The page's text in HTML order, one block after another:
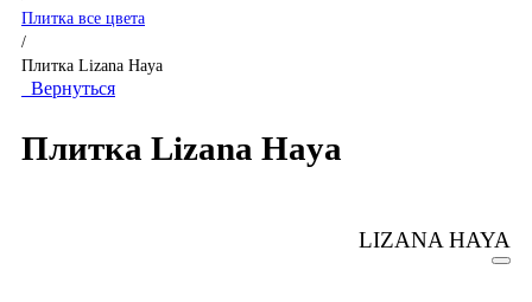
Плитка все цвета
/
Плитка Lizana Haya
Вернуться
Плитка Lizana Haya
LIZANA HAYA